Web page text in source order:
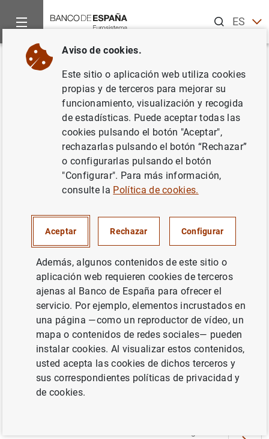
ESEN
Inicio Noticias y eventos
Volver
Estado financiero consolidado
del Eurosistema a 19 de
diciembre de 2003
ESPAÑA
POLÍTICA MONETARIA SITUACIÓN ECONÓMICA
Estado financiero consolidado del
Eurosistema a 19 de diciembre de 2003 (40
KB)
Aviso de cookies.
Este sitio o aplicación web utiliza cookies
propias y de terceros para mejorar su
funcionamiento, visualización y recogida
de estadísticas. Puede aceptar todas las
cookies pulsando el botón "Aceptar",
rechazarlas pulsando el botón “Rechazar”
o configurarlas pulsando el botón
"Configurar". Para más información,
consulte la Política de cookies.
Aceptar Rechazar Configurar
Además, algunos contenidos de este sitio o
aplicación web requieren cookies de terceros
ajenas al Banco de España para ofrecer el
servicio. Por ejemplo, elementos incrustados en
una página —como un reproductor de vídeo, un
mapa o contenidos de redes sociales— pueden
instalar cookies. Al visualizar estos contenidos,
usted acepta las cookies de dichos terceros y
sus correspondientes políticas de privacidad y
de cookies.